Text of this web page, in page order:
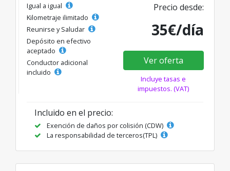
Igual a igual
Kilometraje ilimitado
Reunirse y Saludar
Depósito en efectivo
aceptado
Conductor adicional
incluido
Precio desde:
35€/día
Ver oferta
Incluye tasas e
impuestos. (VAT)
Incluido en el precio:
Exención de daños por colisión (CDW)
La responsabilidad de terceros(TPL)